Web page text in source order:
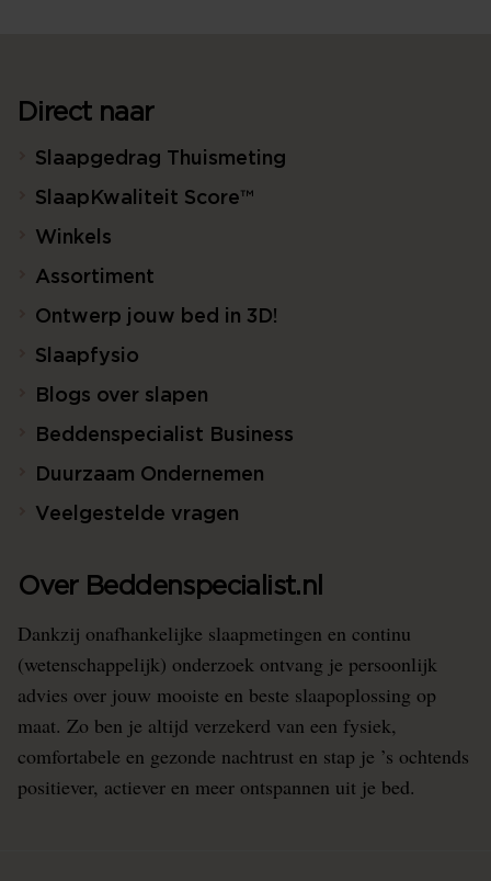
Direct naar
Slaapgedrag Thuismeting
SlaapKwaliteit Score™
Winkels
Assortiment
Ontwerp jouw bed in 3D!
Slaapfysio
Blogs over slapen
Beddenspecialist Business
Duurzaam Ondernemen
Veelgestelde vragen
Over Beddenspecialist.nl
Dankzij onafhankelijke slaapmetingen en continu
(wetenschappelijk) onderzoek ontvang je persoonlijk
advies over jouw mooiste en beste slaapoplossing op
maat. Zo ben je altijd verzekerd van een fysiek,
comfortabele en gezonde nachtrust en stap je ’s ochtends
positiever, actiever en meer ontspannen uit je bed.